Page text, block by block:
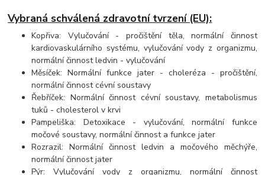
Vybraná schválená zdravotní tvrzení (EU):
Kopřiva: Vylučování - pročištění těla, normální činnost
kardiovaskulárního systému, vylučování vody z organizmu,
normální činnost ledvin - vylučování
Měsíček: Normální funkce jater - choleréza - pročištění,
normální činnost cévní soustavy
Řebříček: Normální činnost cévní soustavy, metabolismus
tuků - cholesterol v krvi
Pampeliška: Detoxikace - vylučování, normální funkce
močové soustavy, normální činnost a funkce jater
Rozrazil: Normální činnost ledvin a močového měchýře,
normální činnost jater
Pýr: Vylučování vody z organizmu, normální činnost